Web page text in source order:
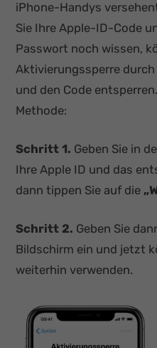
iPhone-Handys
Sie Ihre Apple-ID-Code
Passwort noch wissen,
Aktivierungssperre
und den Code
Methode:
Schritt 1. Geben Sie in
Ihre Apple ID und das
dann tippen Sie auf die
Schritt 2. Geben Sie
Bildschirm ein und jetzt
weiterhin verwenden.